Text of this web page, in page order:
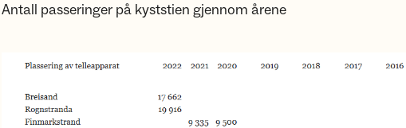
Antall passeringer på kyststien gjennom årene